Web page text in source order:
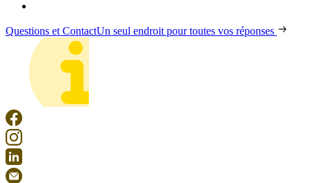
Questions et ContactUn seul endroit pour toutes vos réponses